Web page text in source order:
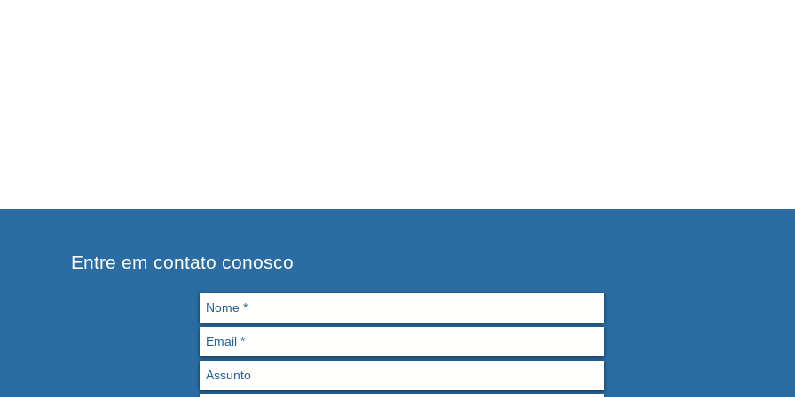
Entre em contato conosco